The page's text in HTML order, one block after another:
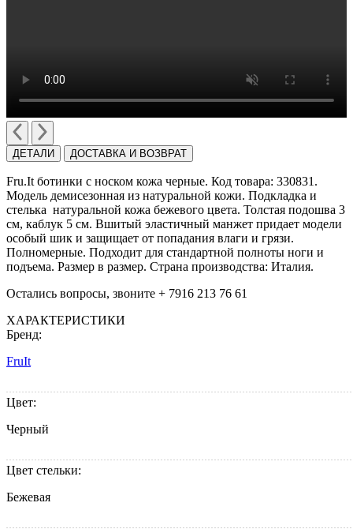
ДЕТАЛИ ДОСТАВКА И ВОЗВРАТ
Fru.It ботинки с носком кожа черные. Код товара: 330831.
Модель демисезонная из натуральной кожи. Подкладка и
стелька натуральной кожа бежевого цвета. Толстая подошва 3
см, каблук 5 см. Вшитый эластичный манжет придает модели
особый шик и защищает от попадания влаги и грязи.
Полномерные. Подходит для стандартной полноты ноги и
подъема. Размер в размер. Cтрана производства: Италия.
Остались вопросы, звоните + 7916 213 76 61
ХАРАКТЕРИСТИКИ
Бренд:
FruIt
Цвет:
Черный
Цвет стельки:
Бежевая